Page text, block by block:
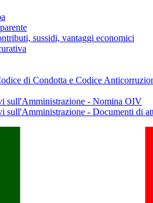
sussidi, vantaggi economici
di Condotta e Codice
sull'Amministrazione - Nomina OIV
sull'Amministrazione - Documenti di